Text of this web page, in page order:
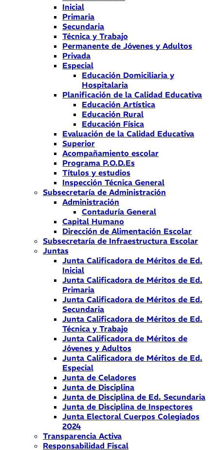
Inicial
Primaria
Secundaria
Técnica y Trabajo
Permanente de Jóvenes y Adultos
Privada
Especial
Educación Domiciliaria y
Hospitalaria
Planificación de la Calidad Educativa
Educación Artística
Educación Rural
Educación Física
Evaluación de la Calidad Educativa
Superior
Acompañamiento escolar
Programa P.O.D.Es
Títulos y estudios
Inspección Técnica General
Subsecretaría de Administración
Administración
Contaduría General
Capital Humano
Dirección de Alimentación Escolar
Subsecretaría de Infraestructura Escolar
Juntas
Junta Calificadora de Méritos de Ed.
Inicial
Junta Calificadora de Méritos de Ed.
Primaria
Junta Calificadora de Méritos de Ed.
Secundaria
Junta Calificadora de Méritos de Ed.
Técnica y Trabajo
Junta Calificadora de Méritos de
Jóvenes y Adultos
Junta Calificadora de Méritos de Ed.
Especial
Junta de Celadores
Junta de Disciplina
Junta de Disciplina de Ed. Secundaria
Junta de Disciplina de Inspectores
Junta Electoral Cuerpos Colegiados
2024
Transparencia Activa
Responsabilidad Fiscal